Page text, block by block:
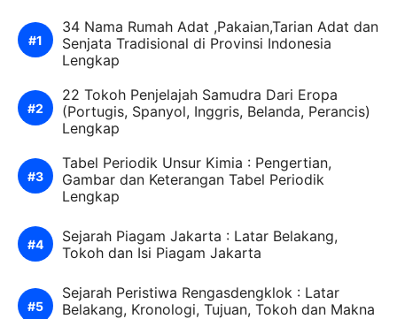
34 Nama Rumah Adat ,Pakaian,Tarian Adat dan
Senjata Tradisional di Provinsi Indonesia
Lengkap
22 Tokoh Penjelajah Samudra Dari Eropa
(Portugis, Spanyol, Inggris, Belanda, Perancis)
Lengkap
Tabel Periodik Unsur Kimia : Pengertian,
Gambar dan Keterangan Tabel Periodik
Lengkap
Sejarah Piagam Jakarta : Latar Belakang,
Tokoh dan Isi Piagam Jakarta
Sejarah Peristiwa Rengasdengklok : Latar
Belakang, Kronologi, Tujuan, Tokoh dan Makna